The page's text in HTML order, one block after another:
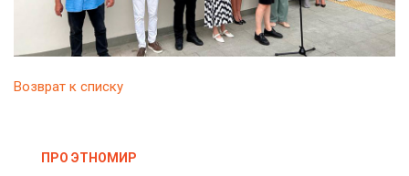
Возврат к списку
ПРО ЭТНОМИР